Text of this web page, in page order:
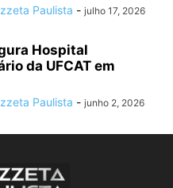
Paulista - julho 17, 2026
Hospital
da UFCAT em
Paulista - junho 2, 2026